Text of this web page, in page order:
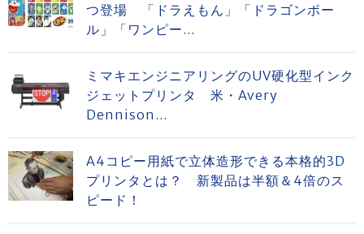
つ登場 「ドラえもん」「ドラゴンボー
ル」「ワンピー...
ミマキエンジニアリングのUV硬化型インク
ジェットプリンタ 米・Avery
Dennison...
A4コピー用紙で立体造形できる本格的3D
プリンタとは？ 新製品は半額＆4倍のス
ピード！